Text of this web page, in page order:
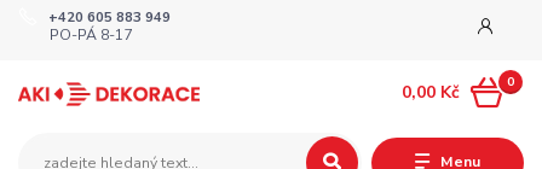
Menu
+420 605 883 949
PO-PÁ 8-17
0
0,00 Kč